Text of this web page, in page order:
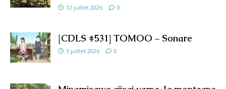
12 juillet 2026 0
[CDLS #531] TOMOO – Sonare
5 juillet 2026 0